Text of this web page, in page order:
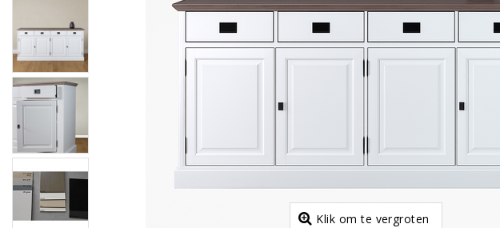
Klik om te vergroten